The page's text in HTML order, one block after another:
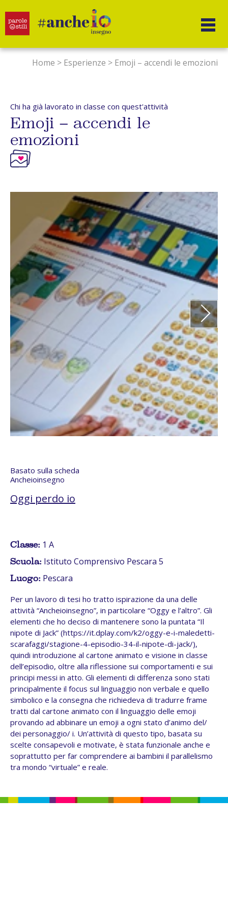
contenuto
Home > Esperienze > Emoji – accendi le emozioni
Chi ha già lavorato in classe con quest'attività
Emoji – accendi le
emozioni
Basato sulla scheda
Ancheioinsegno
Oggi perdo io
Classe: 1 A
Scuola: Istituto Comprensivo Pescara 5
Luogo: Pescara
Per un lavoro di tesi ho tratto ispirazione da una delle
attività “Ancheioinsegno”, in particolare “Oggy e l’altro”. Gli
elementi che ho deciso di mantenere sono la puntata “Il
nipote di Jack” (https://it.dplay.com/k2/oggy-e-i-maledetti-
scarafaggi/stagione-4-episodio-34-il-nipote-di-jack/),
quindi introduzione al cartone animato e visione in classe
dell’episodio, oltre alla riflessione sui comportamenti e sui
principi messi in atto. Gli elementi di differenza sono stati
principalmente il focus sul linguaggio non verbale e quello
simbolico e la consegna che richiedeva di tradurre frame
tratti dal cartone animato con il linguaggio delle emoji
provando ad abbinare un emoji a ogni stato d’animo del/
dei personaggio/ i. Un’attività di questo tipo, basata su
scelte consapevoli e motivate, è stata funzionale anche e
soprattutto per far comprendere ai bambini il parallelismo
tra mondo “virtuale” e reale.